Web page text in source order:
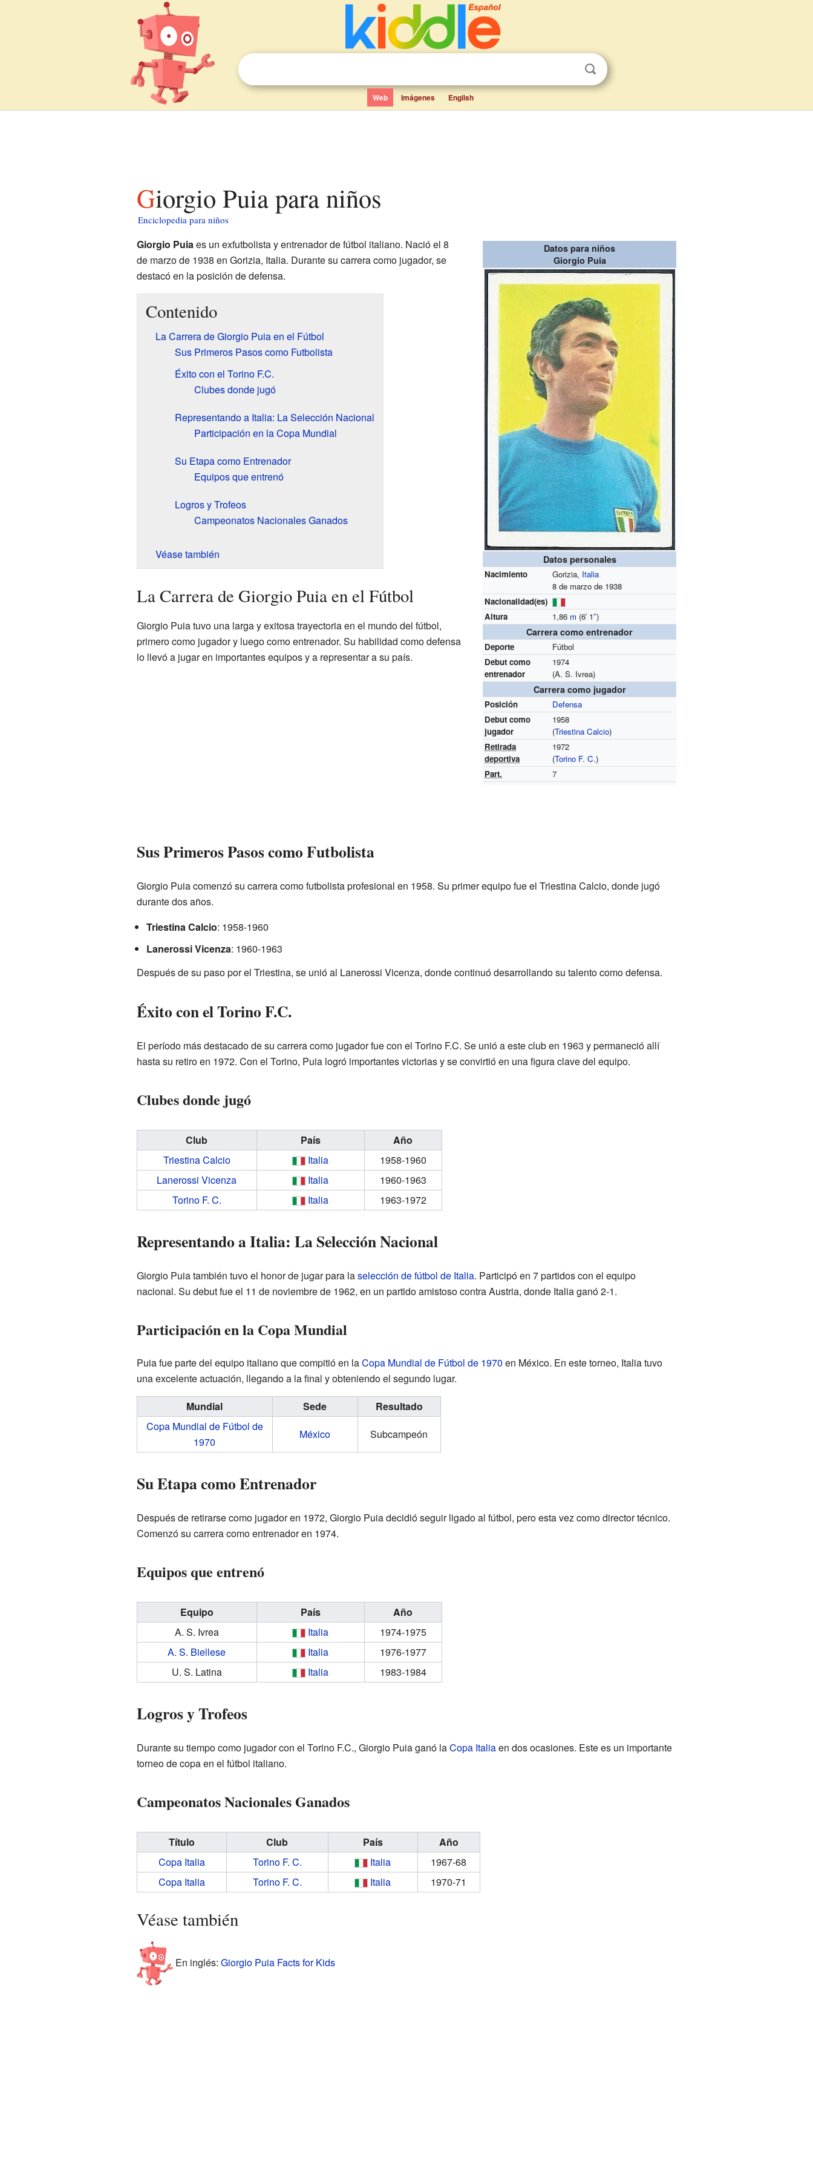
Web Imágenes English
Giorgio Puia para niños
Enciclopedia para niños
Datos para niños
Giorgio Puia
Datos personales
Nacimiento Gorizia, Italia
8 de marzo de 1938
Nacionalidad(es)
Altura
1,86 m (6′ 1″)
Carrera como entrenador
Deporte
Fútbol
Debut como
entrenador
1974
(A. S. Ivrea)
Carrera como jugador
Posición
Defensa
Debut como
jugador
1958
(Triestina Calcio)
Retirada
deportiva
1972
(Torino F. C.)
Part.
7
Giorgio Puiaes un exfutbolista y entrenador de fútbol italiano. Nació el 8
de marzo de 1938 en Gorizia, Italia. Durante su carrera como jugador, se
destacó en la posición de defensa.
Contenido
La Carrera de Giorgio Puia en el Fútbol
Sus Primeros Pasos como Futbolista
Éxito con el Torino F.C.
Clubes donde jugó
Representando a Italia: La Selección Nacional
Participación en la Copa Mundial
Su Etapa como Entrenador
Equipos que entrenó
Logros y Trofeos
Campeonatos Nacionales Ganados
Véase también
La Carrera de Giorgio Puia en el Fútbol
Giorgio Puia tuvo una larga y exitosa trayectoria en el mundo del fútbol,
primero como jugador y luego como entrenador. Su habilidad como defensa
lo llevó a jugar en importantes equipos y a representar a su país.
Sus Primeros Pasos como Futbolista
Giorgio Puia comenzó su carrera como futbolista profesional en 1958. Su primer equipo fue el Triestina Calcio, donde jugó
durante dos años.
Triestina Calcio: 1958-1960
Lanerossi Vicenza: 1960-1963
Después de su paso por el Triestina, se unió al Lanerossi Vicenza, donde continuó desarrollando su talento como defensa.
Éxito con el Torino F.C.
El período más destacado de su carrera como jugador fue con el Torino F.C. Se unió a este club en 1963 y permaneció allí
hasta su retiro en 1972. Con el Torino, Puia logró importantes victorias y se convirtió en una figura clave del equipo.
Clubes donde jugó
Club País
Año
Triestina Calcio
Italia
1958-1960
Lanerossi Vicenza
Italia
1960-1963
Torino F. C.
Italia 1963-1972
Representando a Italia: La Selección Nacional
Giorgio Puia también tuvo el honor de jugar para laselección de fútbol de Italia. Participó en 7 partidos con el equipo
nacional. Su debut fue el 11 de noviembre de 1962, en un partido amistoso contra Austria, donde Italia ganó 2-1.
Participación en la Copa Mundial
Puia fue parte del equipo italiano que compitió en laCopa Mundial de Fútbol de 1970 en México. En este torneo, Italia tuvo
una excelente actuación, llegando a la final y obteniendo el segundo lugar.
Mundial
Sede
Resultado
Copa Mundial de Fútbol de
1970
México Subcampeón
Su Etapa como Entrenador
Después de retirarse como jugador en 1972, Giorgio Puia decidió seguir ligado al fútbol, pero esta vez como director técnico.
Comenzó su carrera como entrenador en 1974.
Equipos que entrenó
Equipo País
Año
A. S. Ivrea
Italia
1974-1975
A. S. Biellese
Italia
1976-1977
U. S. Latina
Italia 1983-1984
Logros y Trofeos
Durante su tiempo como jugador con el Torino F.C., Giorgio Puia ganó laCopa Italiaen dos ocasiones. Este es un importante
torneo de copa en el fútbol italiano.
Campeonatos Nacionales Ganados
Título Club País
Año
Copa Italia
Torino F. C. Italia
1967-68
Copa Italia
Torino F. C. Italia 1970-71
Véase también
En inglés: Giorgio Puia Facts for Kids